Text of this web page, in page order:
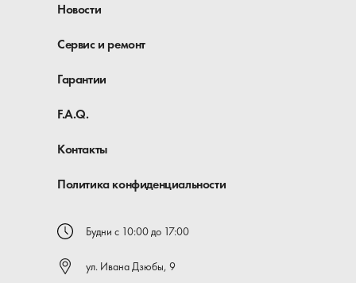
Новости
Сервис и ремонт
Гарантии
F.A.Q.
Контакты
Политика конфиденциальности
Будни с 10:00 до 17:00
ул. Ивана Дзюбы, 9